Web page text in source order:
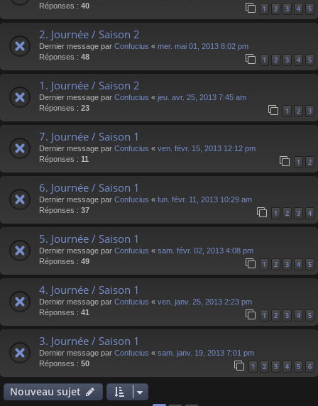
Réponses : 40 1 2 3 4 5
2. Journée / Saison 2
Dernier message par Confucius « mer. mai 01, 2013 8:02 pm
Réponses : 48 1 2 3 4 5
1. Journée / Saison 2
Dernier message par Confucius « jeu. avr. 25, 2013 7:45 am
Réponses : 23 1 2 3
7. Journée / Saison 1
Dernier message par Confucius « ven. févr. 15, 2013 12:12 pm
Réponses : 11 1 2
6. Journée / Saison 1
Dernier message par Confucius « lun. févr. 11, 2013 10:29 am
Réponses : 37 1 2 3 4
5. Journée / Saison 1
Dernier message par Confucius « sam. févr. 02, 2013 4:08 pm
Réponses : 49 1 2 3 4 5
4. Journée / Saison 1
Dernier message par Confucius « ven. janv. 25, 2013 2:23 pm
Réponses : 41 1 2 3 4 5
3. Journée / Saison 1
Dernier message par Confucius « sam. janv. 19, 2013 7:01 pm
Réponses : 50 1 2 3 4 5 6
Nouveau sujet